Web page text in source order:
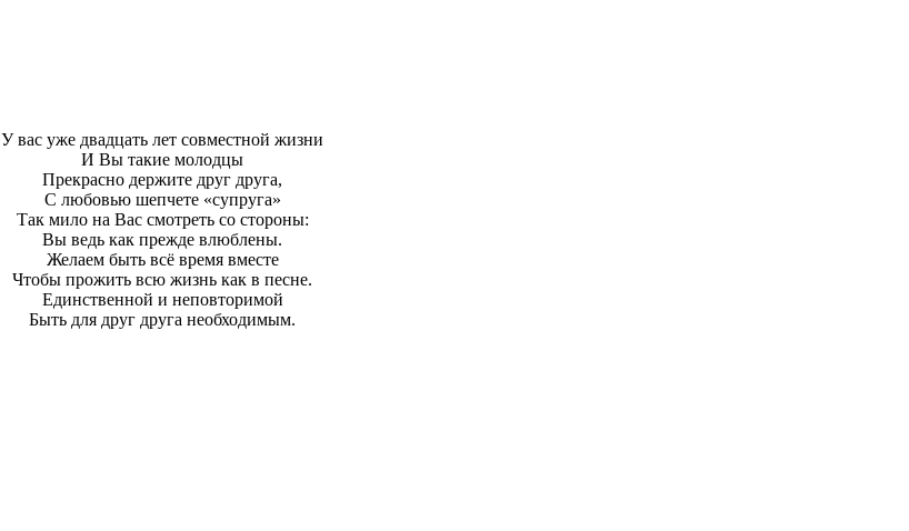
У вас уже двадцать лет совместной жизни
И Вы такие молодцы
Прекрасно держите друг друга,
С любовью шепчете «супруга»
Так мило на Вас смотреть со стороны:
Вы ведь как прежде влюблены.
Желаем быть всё время вместе
Чтобы прожить всю жизнь как в песне.
Единственной и неповторимой
Быть для друг друга необходимым.